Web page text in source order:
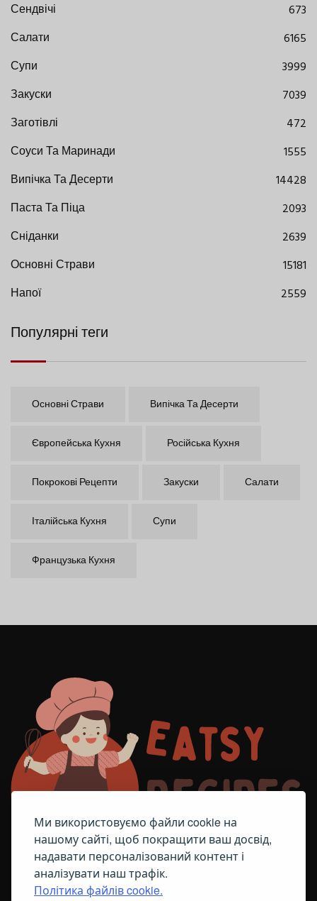
Ми використовуємо файли cookie на
нашому сайті, щоб покращити ваш досвід,
надавати персоналізований контент і
аналізувати наш трафік.
Політика файлів cookie.
Сендвічі
673
Салати
6165
Супи
3999
Закуски
7039
Заготівлі
472
Соуси Та Маринади
1555
Випічка Та Десерти
14428
Паста Та Піца
2093
Сніданки
2639
Основні Страви
15181
Напої
2559
Популярні теги
Основні Страви Випічка Та Десерти
Європейська Кухня Російська Кухня
Покрокові Рецепти Закуски Салати
Італійська Кухня Супи
Французька Кухня